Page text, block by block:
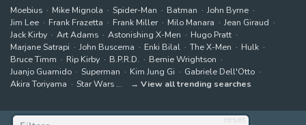
reset
Moebius Mike Mignola Spider-Man Batman
John Byrne
Jim Lee
Frank Frazetta Frank Miller Milo Manara
Jean Giraud
Jack Kirby
Art Adams Astonishing X-Men
Hugo Pratt
Marjane Satrapi
John Buscema Enki Bilal The X-Men
Hulk
Bruce Timm
Rip Kirby B.P.R.D.
Bernie Wrightson
Juanjo Guarnido
Superman Kim Jung Gi
Gabriele Dell'Otto
Akira Toriyama
Star Wars View all trending searches